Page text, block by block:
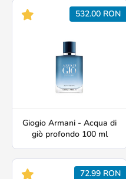
532.00 RON
Giogio Armani - Acqua di
giò profondo 100 ml
72.99 RON